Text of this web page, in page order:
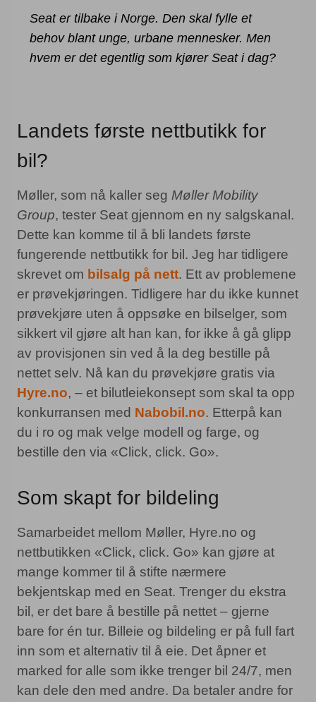
Seat er tilbake i Norge. Den skal fylle et
behov blant unge, urbane mennesker. Men
hvem er det egentlig som kjører Seat i dag?
Landets første nettbutikk for
bil?
Møller, som nå kaller seg Møller Mobility
Group, tester Seat gjennom en ny salgskanal.
Dette kan komme til å bli landets første
fungerende nettbutikk for bil. Jeg har tidligere
skrevet om bilsalg på nett. Ett av problemene
er prøvekjøringen. Tidligere har du ikke kunnet
prøvekjøre uten å oppsøke en bilselger, som
sikkert vil gjøre alt han kan, for ikke å gå glipp
av provisjonen sin ved å la deg bestille på
nettet selv. Nå kan du prøvekjøre gratis via
Hyre.no, – et bilutleiekonsept som skal ta opp
konkurransen med Nabobil.no. Etterpå kan
du i ro og mak velge modell og farge, og
bestille den via «Click, click. Go».
Som skapt for bildeling
Samarbeidet mellom Møller, Hyre.no og
nettbutikken «Click, click. Go» kan gjøre at
mange kommer til å stifte nærmere
bekjentskap med en Seat. Trenger du ekstra
bil, er det bare å bestille på nettet – gjerne
bare for én tur. Billeie og bildeling er på full fart
inn som et alternativ til å eie. Det åpner et
marked for alle som ikke trenger bil 24/7, men
kan dele den med andre. Da betaler andre for